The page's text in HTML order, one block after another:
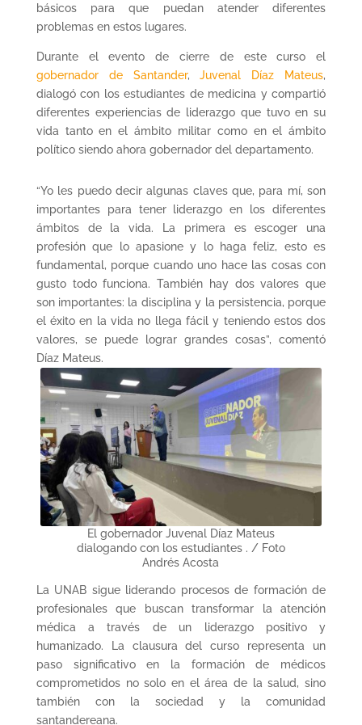
básicos para que puedan atender diferentes
problemas en estos lugares.
Durante el evento de cierre de este curso el
gobernador de Santander,Juvenal Díaz Mateus,
dialogó con los estudiantes de medicina y compartió
diferentes experiencias de liderazgo que tuvo en su
vida tanto en el ámbito militar como en el ámbito
político siendo ahora gobernador del departamento.
“Yo les puedo decir algunas claves que, para mí, son
importantes para tener liderazgo en los diferentes
ámbitos de la vida. La primera es escoger una
profesión que lo apasione y lo haga feliz, esto es
fundamental, porque cuando uno hace las cosas con
gusto todo funciona. También hay dos valores que
son importantes: la disciplina y la persistencia, porque
el éxito en la vida no llega fácil y teniendo estos dos
valores, se puede lograr grandes cosas”, comentó
Díaz Mateus.
El gobernador Juvenal Díaz Mateus
dialogando con los estudiantes . / Foto
Andrés Acosta
La UNAB sigue liderando procesos de formación de
profesionales que buscan transformar la atención
médica a través de un liderazgo positivo y
humanizado. La clausura del curso representa un
paso significativo en la formación de médicos
comprometidos no solo en el área de la salud, sino
también con la sociedad y la comunidad
santandereana.